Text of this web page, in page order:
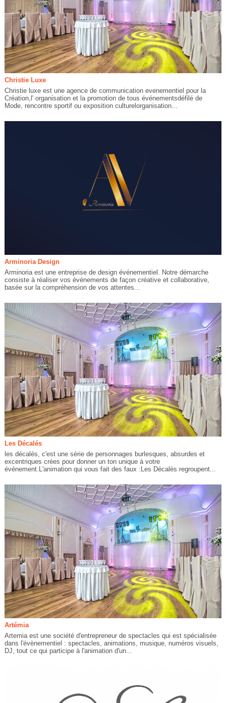
Christie Luxe
Christie luxe est une agence de communication evenementiel pour la
Création,l' organisation et la promotion de tous événementsdéfilé de
Mode, rencontre sportif ou exposition culturelorganisation...
Arminoria Design
Arminoria est une entreprise de design événementiel. Notre démarche
consiste à réaliser vos événements de façon créative et collaborative,
basée sur la compréhension de vos attentes...
Les Décalés
les décalés, c'est une série de personnages burlesques, absurdes et
excentriques crées pour donner un ton unique à votre
événement.L'animation qui vous fait des faux :Les Décalés regroupent...
Artémia
Artemia est une société d'entrepreneur de spectacles qui est spécialisée
dans l'évènementiel : spectacles, animations, musique, numéros visuels,
DJ, tout ce qui participe à l'animation d'un...